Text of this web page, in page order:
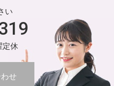
い
定休
せ